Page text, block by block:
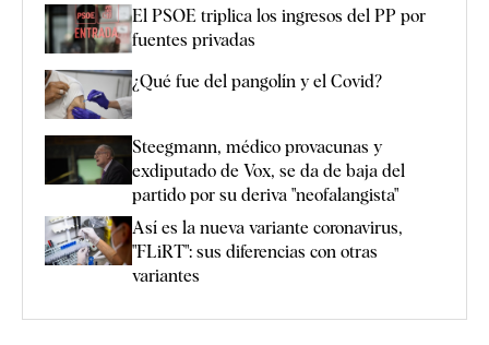
El PSOE triplica los ingresos del PP por
fuentes privadas
¿Qué fue del pangolín y el Covid?
Steegmann, médico provacunas y
exdiputado de Vox, se da de baja del
partido por su deriva "neofalangista"
Así es la nueva variante coronavirus,
"FLiRT": sus diferencias con otras
variantes